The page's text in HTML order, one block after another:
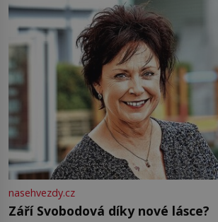
nasehvezdy.cz
Září Svobodová díky nové lásce?